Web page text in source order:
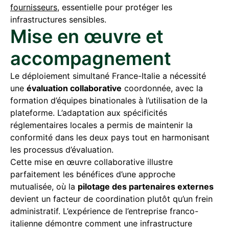
fournisseurs, essentielle pour protéger les
infrastructures sensibles.
Mise en œuvre et
accompagnement
Le déploiement simultané France-Italie a nécessité
une évaluation collaborative coordonnée, avec la
formation d’équipes binationales à l’utilisation de la
plateforme. L’adaptation aux spécificités
réglementaires locales a permis de maintenir la
conformité dans les deux pays tout en harmonisant
les processus d’évaluation.
Cette mise en œuvre collaborative illustre
parfaitement les bénéfices d’une approche
mutualisée, où la pilotage des partenaires externes
devient un facteur de coordination plutôt qu’un frein
administratif. L’expérience de l’entreprise franco-
italienne démontre comment une infrastructure